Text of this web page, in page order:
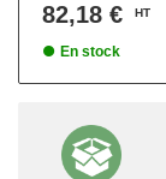
82,18 € HT
• En stock